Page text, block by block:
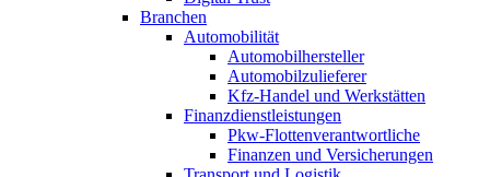
Branchen
Automobilität
Automobilhersteller
Automobilzulieferer
Kfz-Handel und Werkstätten
Finanzdienstleistungen
Pkw‑Flottenverantwortliche
Finanzen und Versicherungen